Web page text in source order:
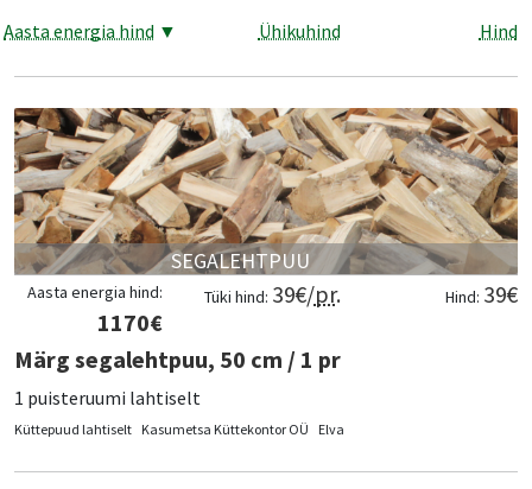
Aasta energia hind ▼ Ühikuhind Hind
SEGALEHTPUU
Hind: 39€
Tüki hind: 39€/pr.
Aasta energia hind:
1170€
Märg segalehtpuu, 50 cm / 1 pr
1 puisteruumi lahtiselt
Küttepuud lahtiselt Kasumetsa Küttekontor OÜ Elva